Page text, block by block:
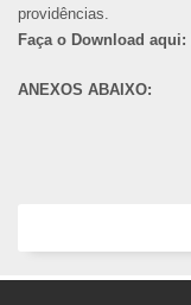
providências.
Faça o Download aqui:
ANEXOS ABAIXO: